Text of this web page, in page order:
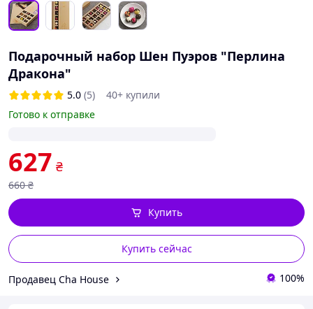
Подарочный набор Шен Пуэров "Перлина
Дракона"
5.0 (5)
40+ купили
Готово к отправке
627 ₴
660 ₴
Купить сейчас
Купить
Продавец Cha House 100%